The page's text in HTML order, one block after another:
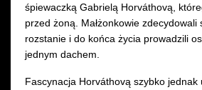
śpiewaczką Gabrielą Horváthovą,
przed żoną. Małżonkowie zdecydowali
rozstanie i do końca życia prowadzili
jednym dachem.
Fascynacja Horváthovą szybko jednak